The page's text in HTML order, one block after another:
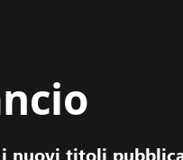
nuovi titoli